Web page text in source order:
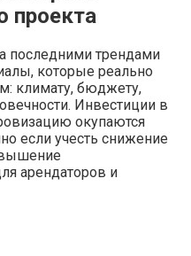
проекта
последними трендами
которые реально
климату, бюджету,
Инвестиции в
окупаются
если учесть снижение
арендаторов и